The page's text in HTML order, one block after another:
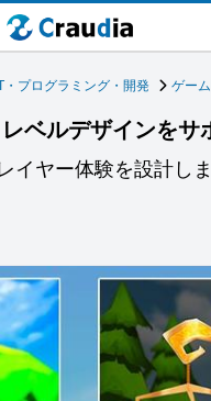
・プログラミング・開発 ゲー
ベルデザインをサ
イヤー体験を設計しま